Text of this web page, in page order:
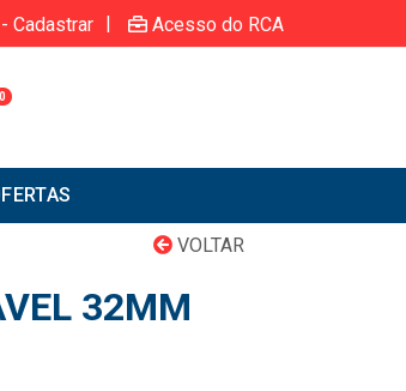
Cadastrar | Acesso do RCA
0
VOLTAR
32MM